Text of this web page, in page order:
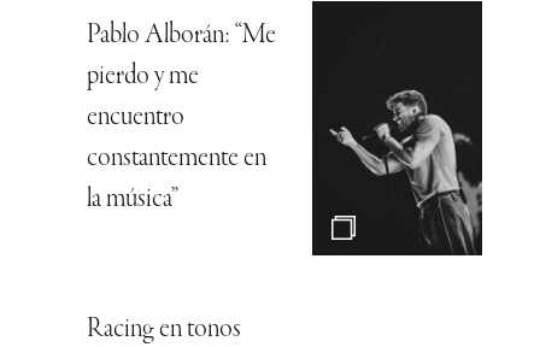
Pablo Alborán: “Me
pierdo y me
encuentro
constantemente en
la música”
Racing en tonos